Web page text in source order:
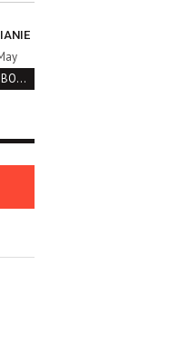
КАК ВЫРАСТИТЬ МОХ НА КАМНЯХ ВОЗЛЕ ВОДОЕМА